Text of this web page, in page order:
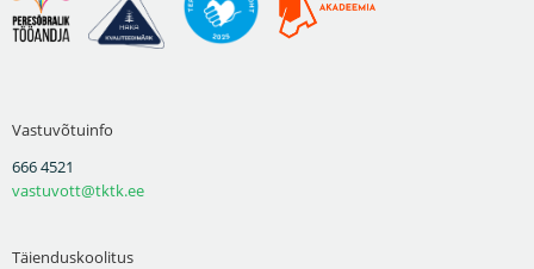
Vastuvõtuinfo
666 4521
vastuvott@tktk.ee
Täienduskoolitus